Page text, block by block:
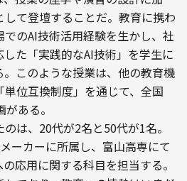
て登壇することだ。教育に携わ
のAI技術活用経験を生かし、社
た「実践的なAI技術」を学生に
このような授業は、他の教育機
位互換制度」を通じて、全国
ある。
は、20代が2名と50代が1名。
ーカーに所属し、富山高専にて
応用に関する科目を担当する。